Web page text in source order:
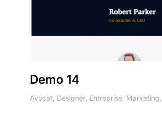
Demo 14
Avocat Designer Entreprise Marketing